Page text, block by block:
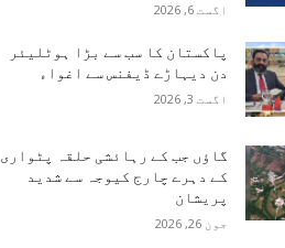
اگست 6, 2026
پاکستان کا سب سے بڑا ہوٹلیئر
دن دیہاڑے ڈیفنس سے اغواء
اگست 3, 2026
گاؤں جب کے رہائشی حلقہ پٹواری
کے دہرے چارج کیوجہ سے شدید
پریشان
جون 26, 2026